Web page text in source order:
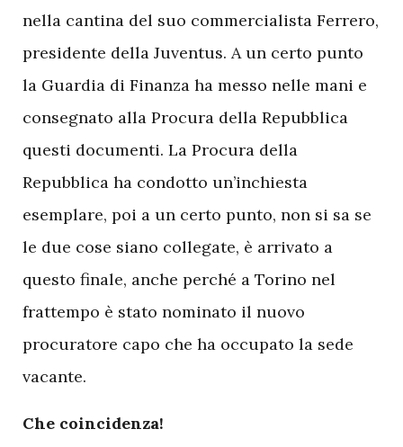
nella cantina del suo commercialista Ferrero,
presidente della Juventus. A un certo punto
la Guardia di Finanza ha messo nelle mani e
consegnato alla Procura della Repubblica
questi documenti. La Procura della
Repubblica ha condotto un’inchiesta
esemplare, poi a un certo punto, non si sa se
le due cose siano collegate, è arrivato a
questo finale, anche perché a Torino nel
frattempo è stato nominato il nuovo
procuratore capo che ha occupato la sede
vacante.
Che coincidenza!